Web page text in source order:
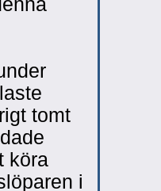
tomt
köra
i